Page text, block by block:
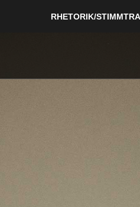
RHETORIK/